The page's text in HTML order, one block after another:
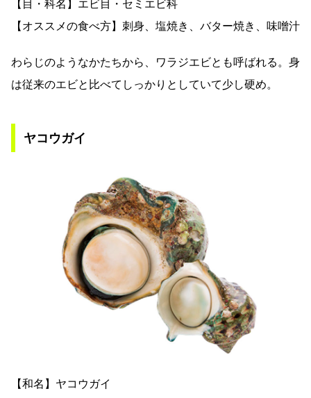
【目・科名】エビ目・セミエビ科
【オススメの食べ方】刺身、塩焼き、バター焼き、味噌汁
わらじのようなかたちから、ワラジエビとも呼ばれる。身
は従来のエビと比べてしっかりとしていて少し硬め。
ヤコウガイ
【和名】ヤコウガイ